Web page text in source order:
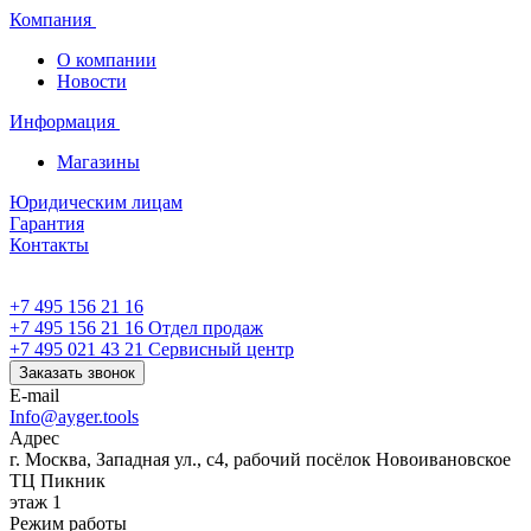
Компания
О компании
Новости
Информация
Магазины
Юридическим лицам
Гарантия
Контакты
+7 495 156 21 16
+7 495 156 21 16 Отдел продаж
+7 495 021 43 21 Cервисный центр
Заказать звонок
E-mail
Info@ayger.tools
Адрес
г. Москва, Западная ул., с4, рабочий посёлок Новоивановское
ТЦ Пикник
этаж 1
Режим работы